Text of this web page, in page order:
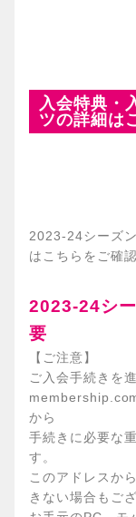
入会特典・
ツの詳細は
2023-24シーズ
はこちらをご確
2023-24シ
要
【ご注意】
ご入会手続きを
から
手続きに必要な
す。
このアドレスか
きない場合もご